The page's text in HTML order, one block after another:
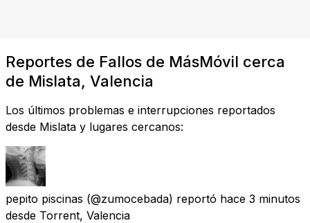
Reportes de Fallos de MásMóvil cerca
de Mislata, Valencia
Los últimos problemas e interrupciones reportados
desde Mislata y lugares cercanos:
pepito piscinas (@zumocebada) reportó hace 3 minutos
desde Torrent, Valencia